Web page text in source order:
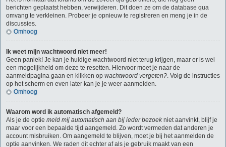
berichten geplaatst hebben, verwijderen. Dit doen ze om de database qua
omvang te verkleinen. Probeer je opnieuw te registreren en meng je in de
discussies.
Omhoog
Ik weet mijn wachtwoord niet meer!
Geen paniek! Je kan je huidige wachtwoord niet terug krijgen, maar er is wel
een mogelijkheid om deze te resetten. Hiervoor moet je naar de
aanmeldpagina gaan en klikken op wachtwoord vergeten?. Volg de instructies
op het scherm en even later kan je je weer aanmelden.
Omhoog
Waarom word ik automatisch afgemeld?
Als je de optie meld mij automatisch aan bij ieder bezoek niet aanvinkt, blijf je
maar voor een bepaalde tijd aangemeld. Zo wordt vermeden dat anderen je
account misbruiken. Om aangemeld te blijven, moet je bij het aanmelden de
optie aanvinken. We raden dit echter af als je gebruik maakt van een